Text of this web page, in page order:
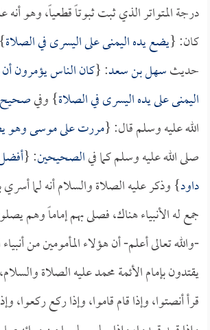
درجة المتواتر الذي ثبت ثبوتاً قطعياً، وهو أنه
كان: {يضع يده اليمنى على اليسرى في الصلاة
حديثسهل بن سعد: {كان الناس يؤمرون
اليمنى على يده اليسرى في الصلاة} وفي
الله عليه وسلم قال: {مررت على موسى وهو
صلى الله عليه وسلم كما فيالصحيحين: {
داود} وذكر عليه الصلاة والسلام أنه لما أسري
جمع له الأنبياء هناك، فصلى بهم إماماً وهم
-والله تعالى أعلم- أن هؤلاء المأمومين من
يقتدون بإمام الأئمة محمد عليه الصلاة
قرأ أنصتوا، وإذا قام قاموا، وإذا ركع